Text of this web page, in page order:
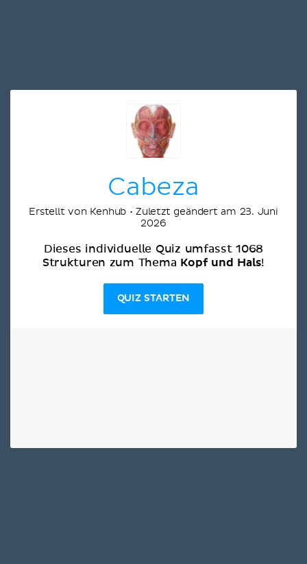
Cabeza
Erstellt von Kenhub • Zuletzt geändert am 23. Juni
2026
Dieses individuelle Quiz umfasst 1068
Strukturen zum Thema Kopf und Hals!
QUIZ STARTEN